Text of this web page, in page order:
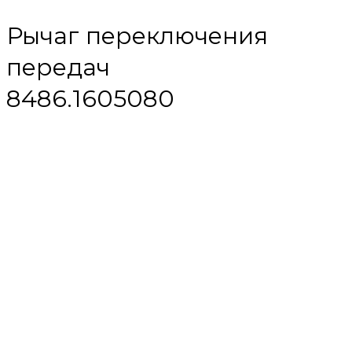
Рычаг переключения
передач
8486.1605080